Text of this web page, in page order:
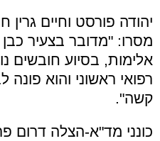
יהודה פורסט וחיים
אלימות, בסיוע חובשים
רפואי ראשוני והוא
קשה".
כונני מד"א-הצלה דרום